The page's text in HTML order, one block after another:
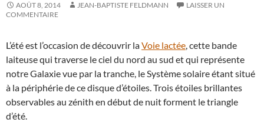
AOÛT 8, 2014 JEAN-BAPTISTE FELDMANN
LAISSER UN
COMMENTAIRE
L’été est l’occasion de découvrir laVoie lactée, cette bande
laiteuse qui traverse le ciel du nord au sud et qui représente
notre Galaxie vue par la tranche, le Système solaire étant situé
à la périphérie de ce disque d’étoiles. Trois étoiles brillantes
observables au zénith en début de nuit forment le triangle
d’été.